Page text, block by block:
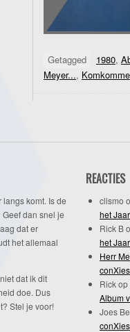
Getagged 1980,
Meyer...,
komt. Is de
dan snel je
dat er
het allemaal
dat ik dit
doe. Dus
Stel je voor!
REACTIES
clismo
het
Rick B
het
Herr
Rickop
Album
Joes